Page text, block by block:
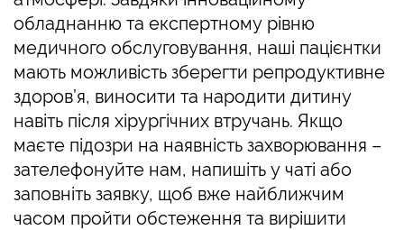
обладнанню та експертному рівню
медичного обслуговування, наші пацієнтки
мають можливість зберегти репродуктивне
здоров’я, виносити та народити дитину
навіть після хірургічних втручань. Якщо
маєте підозри на наявність захворювання –
зателефонуйте нам, напишіть у чаті або
заповніть заявку, щоб вже найближчим
часом пройти обстеження та вирішити